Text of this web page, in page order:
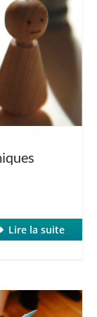
Lire la suite